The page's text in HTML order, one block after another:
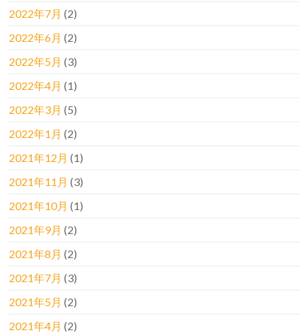
2022年7月 (2)
2022年6月 (2)
2022年5月 (3)
2022年4月 (1)
2022年3月 (5)
2022年1月 (2)
2021年12月 (1)
2021年11月 (3)
2021年10月 (1)
2021年9月 (2)
2021年8月 (2)
2021年7月 (3)
2021年5月 (2)
2021年4月 (2)